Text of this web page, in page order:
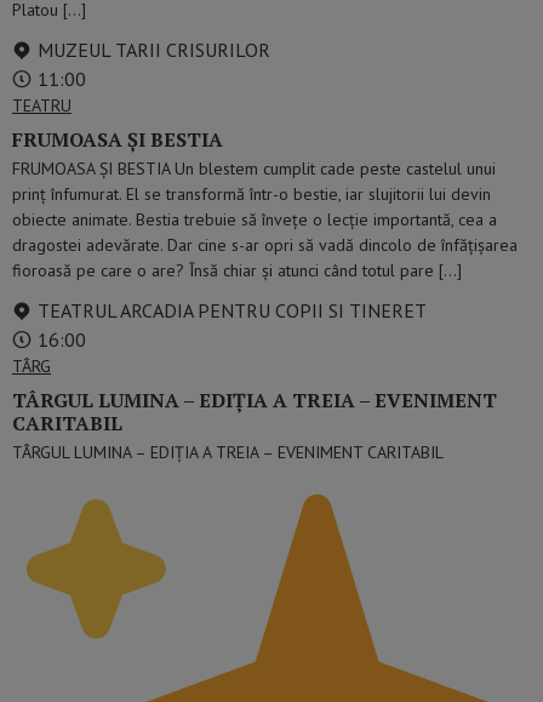
Platou […]
MUZEUL TARII CRISURILOR
11:00
TEATRU
FRUMOASA ȘI BESTIA
FRUMOASA ȘI BESTIA Un blestem cumplit cade peste castelul unui
prinț înfumurat. El se transformă într-o bestie, iar slujitorii lui devin
obiecte animate. Bestia trebuie să învețe o lecție importantă, cea a
dragostei adevărate. Dar cine s-ar opri să vadă dincolo de înfățișarea
fioroasă pe care o are? Însă chiar și atunci când totul pare […]
TEATRUL ARCADIA PENTRU COPII SI TINERET
16:00
TÂRG
TÂRGUL LUMINA – EDIȚIA A TREIA – EVENIMENT
CARITABIL
TÂRGUL LUMINA – EDIȚIA A TREIA – EVENIMENT CARITABIL